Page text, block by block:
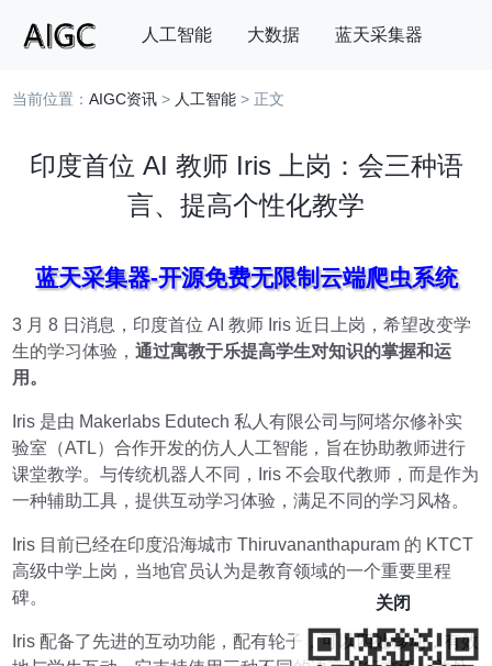
人工智能 大数据 蓝天采集器
搜索
当前位置：AIGC资讯 > 人工智能 > 正文
印度首位 AI 教师 Iris 上岗：会三种语
言、提高个性化教学
蓝天采集器-开源免费无限制云端爬虫系统
3 月 8 日消息，印度首位 AI 教师 Iris 近日上岗，希望改变学
生的学习体验，通过寓教于乐提高学生对知识的掌握和运
用。
Iris 是由 Makerlabs Edutech 私人有限公司与阿塔尔修补实
验室（ATL）合作开发的仿人人工智能，旨在协助教师进行
课堂教学。与传统机器人不同，Iris 不会取代教师，而是作为
一种辅助工具，提供互动学习体验，满足不同的学习风格。
Iris 目前已经在印度沿海城市 Thiruvananthapuram 的 KTCT
高级中学上岗，当地官员认为是教育领域的一个重要里程
碑。
Iris 配备了先进的互动功能，配有轮子，可以四处移动，有效
关闭